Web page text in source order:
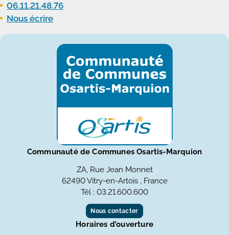
06.11.21.48.76
Nous écrire
Communauté de Communes Osartis-Marquion
ZA, Rue Jean Monnet
62490 Vitry-en-Artois , France
Tél : 03.21.600.600
Nous contacter
Horaires d’ouverture